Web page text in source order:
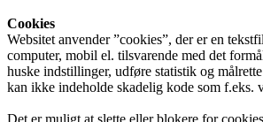
Cookies
Websitet anvender ”cookies”, der er en
computer, mobil el. tilsvarende med det
huske indstillinger, udføre statistik og
kan ikke indeholde skadelig kode som f.eks.
Det er muligt at slette eller blokere for